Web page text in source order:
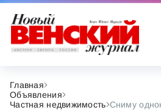
Главная
Объявления
Частная недвижимость Сниму